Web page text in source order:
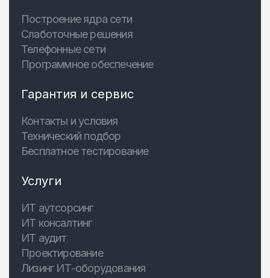
Построение ядра сети
Слаботочные решения
Телефонные сети
Программное обеспечение
Гарантия и сервис
Контакты и условия
Технический подбор
Бесплатное тестирование
Услуги
ИТ аутсорсинг
ИТ консалтинг
ИТ аудит
Проектирование
Лизинг ИТ-оборудования